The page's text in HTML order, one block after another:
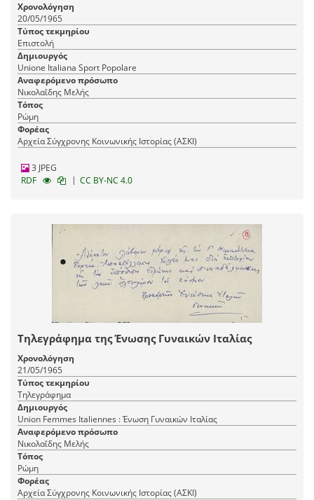
Χρονολόγηση
20/05/1965
Τύπος τεκμηρίου
Επιστολή
Δημιουργός
Unione Italiana Sport Popolare
Αναφερόμενο πρόσωπο
Νικολαΐδης Μελής
Τόπος
Ρώμη
Φορέας
Αρχεία Σύγχρονης Κοινωνικής Ιστορίας (ΑΣΚΙ)
3 JPEG
RDF
| CC BY-NC 4.0
Τηλεγράφημα της Ένωσης Γυναικών Ιταλίας
Χρονολόγηση
21/05/1965
Τύπος τεκμηρίου
Τηλεγράφημα
Δημιουργός
Union Femmes Italiennes : Ένωση Γυναικών Ιταλίας
Αναφερόμενο πρόσωπο
Νικολαΐδης Μελής
Τόπος
Ρώμη
Φορέας
Αρχεία Σύγχρονης Κοινωνικής Ιστορίας (ΑΣΚΙ)